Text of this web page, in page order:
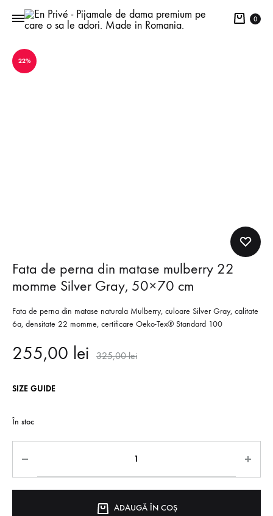
Cart
0
22%
Fata de perna din matase mulberry 22
momme Silver Gray, 50×70 cm
Fata de perna din matase naturala Mulberry, culoare Silver Gray, calitate
6a, densitate 22 momme, certificare Oeko-Tex® Standard 100
255,00 lei 325,00lei
SIZE GUIDE
În stoc
ADAUGĂ ÎN COȘ